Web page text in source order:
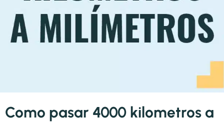
Como pasar 4000 kilometros a